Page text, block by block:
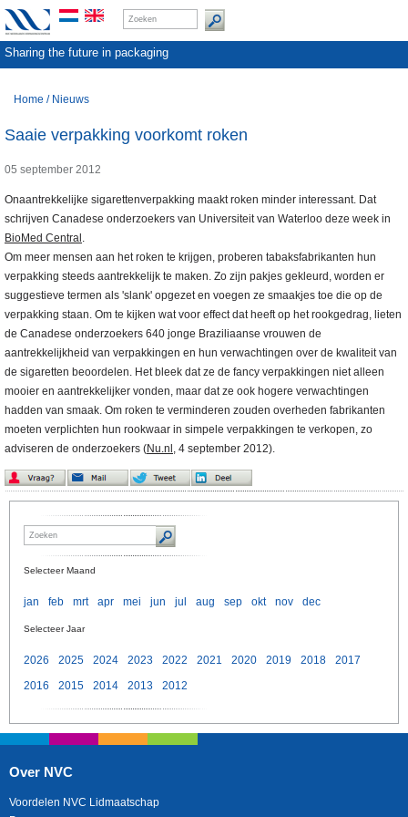
Sharing the future in packaging
Home / Nieuws
Saaie verpakking voorkomt roken
05 september 2012
Onaantrekkelijke sigarettenverpakking maakt roken minder interessant. Dat
schrijven Canadese onderzoekers van Universiteit van Waterloo deze week in
BioMed Central .
Om meer mensen aan het roken te krijgen, proberen tabaksfabrikanten hun
verpakking steeds aantrekkelijk te maken. Zo zijn pakjes gekleurd, worden er
suggestieve termen als 'slank' opgezet en voegen ze smaakjes toe die op de
verpakking staan. Om te kijken wat voor effect dat heeft op het rookgedrag, lieten
de Canadese onderzoekers 640 jonge Braziliaanse vrouwen de
aantrekkelijkheid van verpakkingen en hun verwachtingen over de kwaliteit van
de sigaretten beoordelen. Het bleek dat ze de fancy verpakkingen niet alleen
mooier en aantrekkelijker vonden, maar dat ze ook hogere verwachtingen
hadden van smaak. Om roken te verminderen zouden overheden fabrikanten
moeten verplichten hun rookwaar in simpele verpakkingen te verkopen, zo
adviseren de onderzoekers (Nu.nl , 4 september 2012).
Selecteer Maand
jan feb mrt apr mei jun jul aug sep okt nov dec
Selecteer Jaar
2026 2025 2024 2023 2022 2021 2020 2019 2018
2017
2016
2015 2014 2013 2012
Over NVC
Voordelen NVC Lidmaatschap